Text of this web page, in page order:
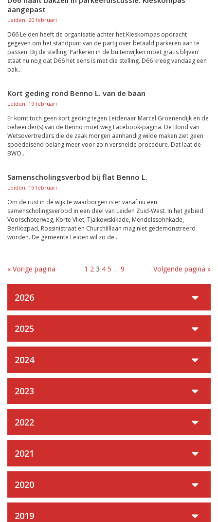
aangepast
Leiden, 20 februari
D66 Leiden heeft de organisatie achter het Kieskompas opdracht
gegeven om het standpunt van de partij over betaald parkeren aan te
passen. Bij de stelling 'Parkeren in de buitenwijken moet gratis blijven'
staat nu nog dat D66 het eens is met die stelling. D66 kreeg vandaag een
bak...
Kort geding rond Benno L. van de baan
Leiden, 19 februari
Er komt toch geen kort geding tegen Leidenaar Marcel Groenendijk en de
beheerder(s) van de Benno moet weg Facebook-pagina. De Bond van
Wetsovertreders die de zaak morgen aanhandig wilde maken ziet geen
spoedeisend belang meer voor zo'n versnelde procedure. Dat laat de
BWO...
Samenscholingsverbod bij flat Benno L.
Leiden, 19 februari
Om de rust in de wijk te waarborgen is er vanaf nu een
samenscholingsverbod in een deel van Leiden Zuid-West. In het gebied
Voorschoterweg, Korte Vliet, Tjaikowskikade, Mendelssohnkade,
Berliozpad, Rossinistraat en Churchilllaan mag niet gedemonstreerd
worden. De gemeente Leiden wil zo de...
« Vorige pagina 1 2 3 4 5 … 9 Volgende pagina »
2026
2025
2024
2023
2022
2021
2020
2019